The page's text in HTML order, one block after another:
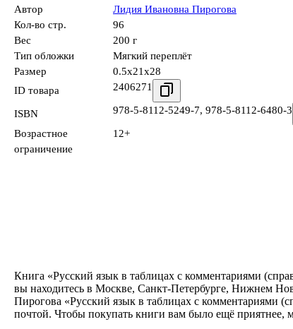
Автор
Лидия Ивановна Пирогова
Кол-во стр.
96
Вес
200 г
Тип обложки
Мягкий переплёт
Размер
0.5x21x28
ID товара
2406271
ISBN 978-5-8112-5249-7, 978-5-8112-6480-3
Возрастное
ограничение
12+
Книга «Русский язык в таблицах с комментариями
вы находитесь в Москве, Санкт-Петербурге, Нижнем
Пирогова «Русский язык в таблицах с комментариями
почтой. Чтобы покупать книги вам было ещё приятнее,